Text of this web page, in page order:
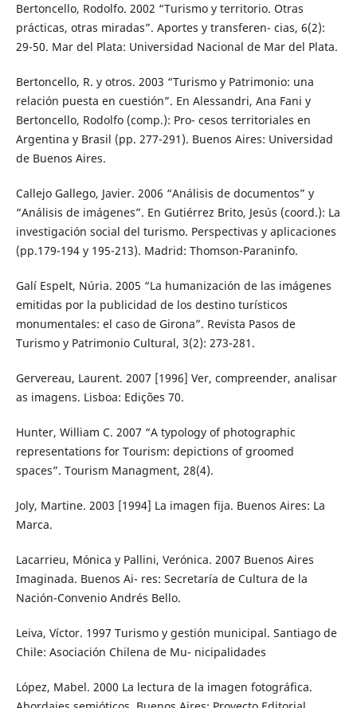
Bertoncello, Rodolfo. 2002 “Turismo y territorio. Otras
prácticas, otras miradas”. Aportes y transferen- cias, 6(2):
29-50. Mar del Plata: Universidad Nacional de Mar del Plata.
Bertoncello, R. y otros. 2003 “Turismo y Patrimonio: una
relación puesta en cuestión”. En Alessandri, Ana Fani y
Bertoncello, Rodolfo (comp.): Pro- cesos territoriales en
Argentina y Brasil (pp. 277-291). Buenos Aires: Universidad
de Buenos Aires.
Callejo Gallego, Javier. 2006 “Análisis de documentos” y
“Análisis de imágenes”. En Gutiérrez Brito, Jesús (coord.): La
investigación social del turismo. Perspectivas y aplicaciones
(pp.179-194 y 195-213). Madrid: Thomson-Paraninfo.
Galí Espelt, Núria. 2005 “La humanización de las imágenes
emitidas por la publicidad de los destino turísticos
monumentales: el caso de Girona”. Revista Pasos de
Turismo y Patrimonio Cultural, 3(2): 273-281.
Gervereau, Laurent. 2007 [1996] Ver, compreender, analisar
as imagens. Lisboa: Edições 70.
Hunter, William C. 2007 “A typology of photographic
representations for Tourism: depictions of groomed
spaces”. Tourism Managment, 28(4).
Joly, Martine. 2003 [1994] La imagen fija. Buenos Aires: La
Marca.
Lacarrieu, Mónica y Pallini, Verónica. 2007 Buenos Aires
Imaginada. Buenos Ai- res: Secretaría de Cultura de la
Nación-Convenio Andrés Bello.
Leiva, Víctor. 1997 Turismo y gestión municipal. Santiago de
Chile: Asociación Chilena de Mu- nicipalidades
López, Mabel. 2000 La lectura de la imagen fotográfica.